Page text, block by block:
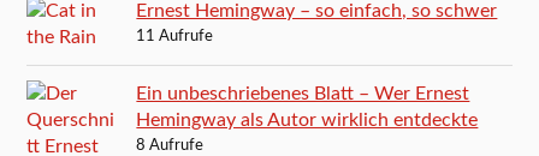
Ernest Hemingway – so einfach, so schwer
11 Aufrufe
Ein unbeschriebenes Blatt – Wer Ernest
Hemingway als Autor wirklich entdeckte
8 Aufrufe